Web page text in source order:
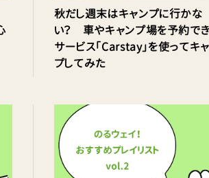
秋だし週末はキャンプに行かな
い？ 車やキャンプ場を予約で
サービス「Carstay」を使ってキ
プしてみた